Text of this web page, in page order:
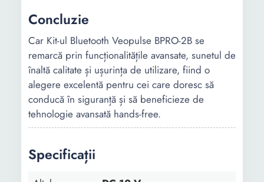
Concluzie
Car Kit-ul Bluetooth Veopulse BPRO-2B se
remarcă prin funcționalitățile avansate, sunetul de
înaltă calitate și ușurința de utilizare, fiind o
alegere excelentă pentru cei care doresc să
conducă în siguranță și să beneficieze de
tehnologie avansată hands-free.
Specificații